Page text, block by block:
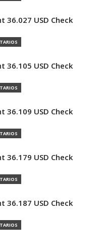
36.027 USD Check
36.105 USD Check
36.109 USD Check
36.179 USD Check
36.187 USD Check